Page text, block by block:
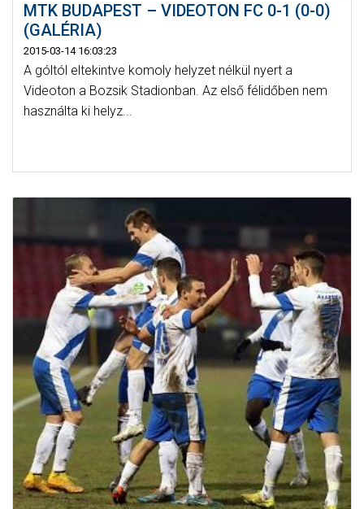
MTK BUDAPEST – VIDEOTON FC 0-1 (0-0)
(GALÉRIA)
2015-03-14 16:03:23
A góltól eltekintve komoly helyzet nélkül nyert a
Videoton a Bozsik Stadionban. Az első félidőben nem
használta ki helyz...